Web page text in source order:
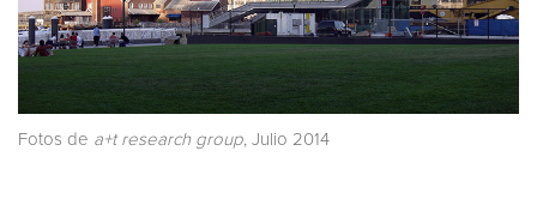
Fotos de a+t research group, Julio 2014